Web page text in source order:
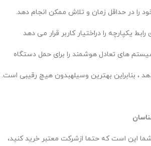
را در حداقل زمان و تلاش ممکن انجام دهد.
یکپارچه را دراختیار کاربر قرار می دهد
های تعادل هوشمند را برای حمل دستگاه
، بنابراین بهترین وسیلهبدون هیچ رقیبی است.
این است که حتما ازشرکت معتبر خرید کنید،